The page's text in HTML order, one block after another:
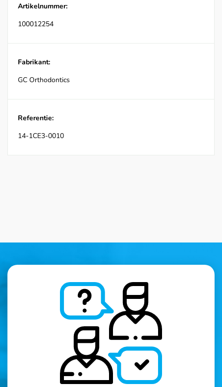
Artikelnummer:
100012254
Fabrikant:
GC Orthodontics
Referentie:
14-1CE3-0010